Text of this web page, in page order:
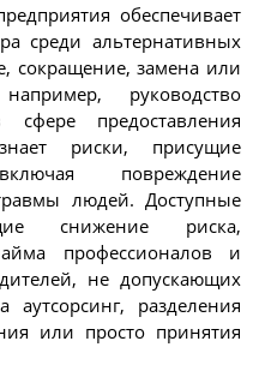
обеспечивает
среди альтернативных
сокращение, замена или
руководство
предоставления
риски, присущие
повреждение
людей. Доступные
снижение риска,
профессионалов и
не допускающих
аутсорсинг, разделения
или просто принятия